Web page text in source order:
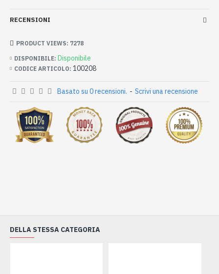
RECENSIONI
DISPONIBILE: Disponibile
CODICE ARTICOLO: 100208
PRODUCT VIEWS: 7278
Basato su 0 recensioni. - Scrivi una recensione
DELLA STESSA CATEGORIA